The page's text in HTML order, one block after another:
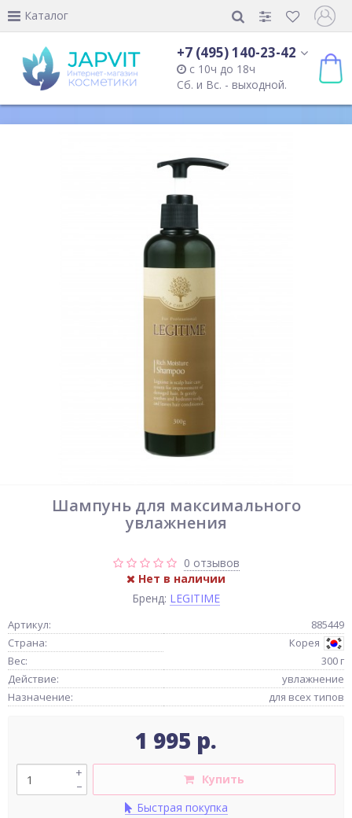
Каталог
+7 (495) 140-23-42
с 10ч до 18ч
Сб. и Вс. - выходной.
Шампунь для максимального
увлажнения
0 отзывов
Нет в наличии
Бренд: LEGITIME
Артикул:
885449
Страна:
Корея
Вес:
300 г
Действие:
увлажнение
Назначение:
для всех типов
1 995 р.
–
+
Купить
Быстрая покупка